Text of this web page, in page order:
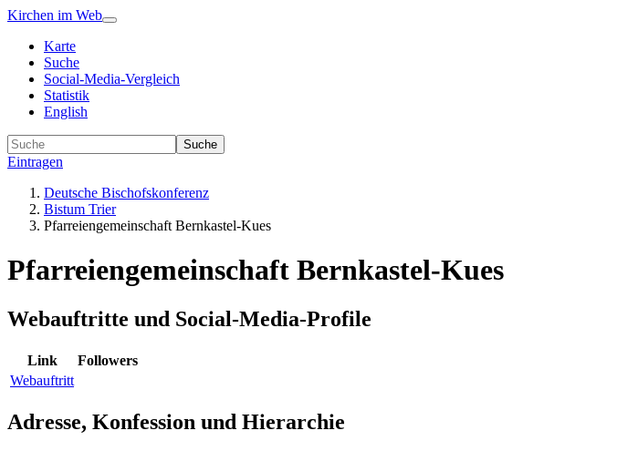
Kirchen im Web
Karte
Suche
Social-Media-Vergleich
Statistik
English
Suche
Eintragen
Deutsche Bischofskonferenz
Bistum Trier
Pfarreiengemeinschaft Bernkastel-Kues
Pfarreiengemeinschaft Bernkastel-Kues
Webauftritte und Social-Media-Profile
Link
Followers
Webauftritt
Adresse, Konfession und Hierarchie